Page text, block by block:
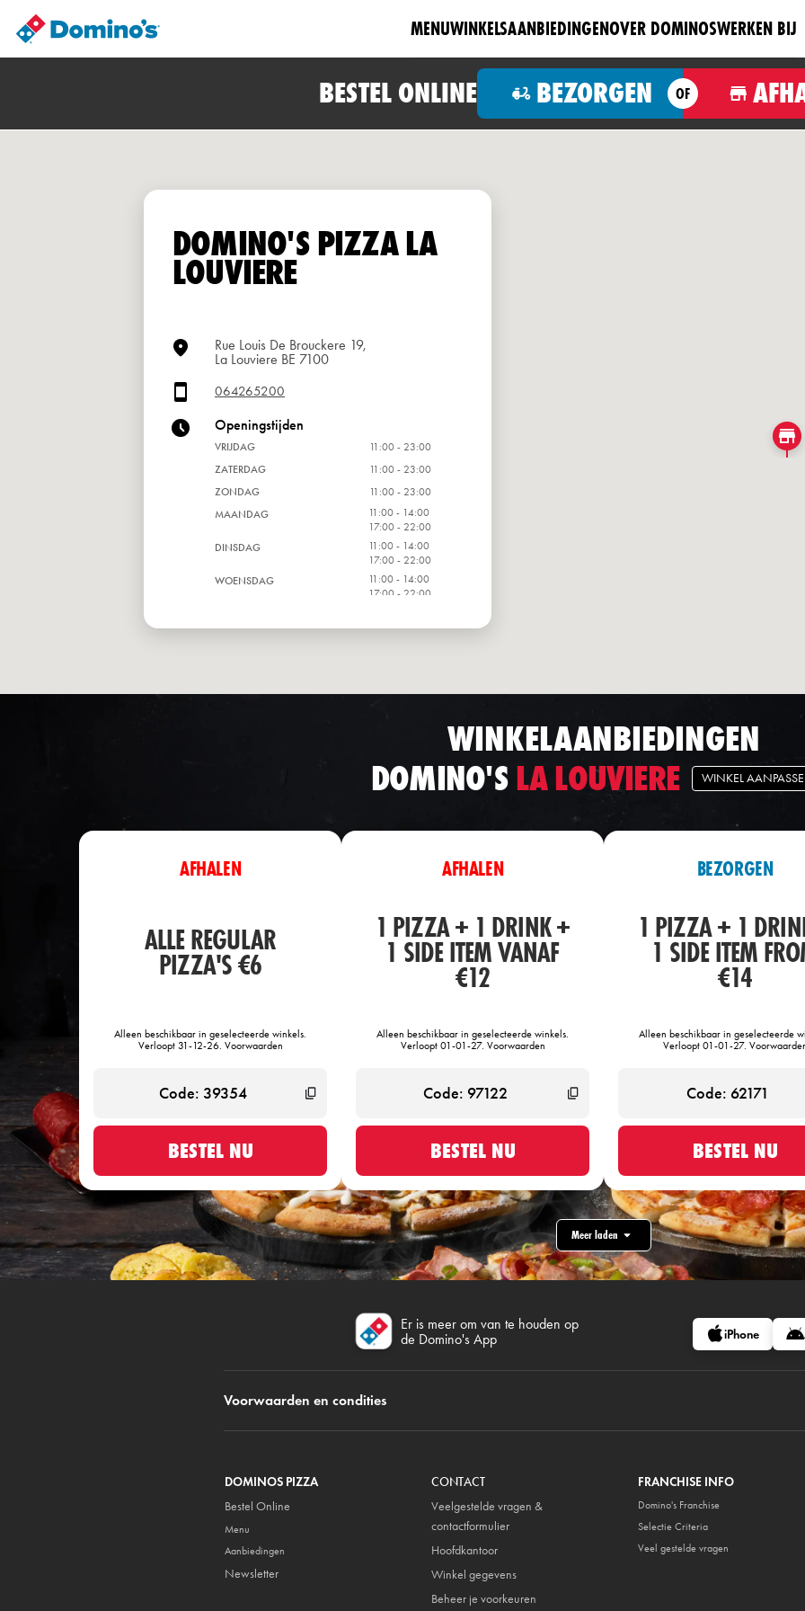
MENUWINKELSAANBIEDINGENOVER DOMINOSWERKEN BIJ
BESTEL ONLINE BEZORGEN OF
DOMINO'S PIZZA LA
LOUVIERE
Rue Louis De Brouckere 19,
La Louviere BE 7100
064265200
Openingstijden
VRIJDAG
11:00 - 23:00
ZATERDAG
11:00 - 23:00
ZONDAG
11:00 - 23:00
MAANDAG
11:00 - 14:00
17:00 - 22:00
DINSDAG
11:00 - 14:00
17:00 - 22:00
WOENSDAG
11:00 - 14:00
17:00 - 22:00
17:00 - 22:00
WINKELAANBIEDINGEN
DOMINO'S LA LOUVIERE WINKEL
AFHALEN
ALLE REGULAR
PIZZA'S €6
Alleen beschikbaar in geselecteerde winkels.
Verloopt 31-12-26. Voorwaarden
BESTEL NU
AFHALEN
1 PIZZA + 1 DRINK +
1 SIDE ITEM VANAF
€12
Alleen beschikbaar in geselecteerde winkels.
Verloopt 01-01-27. Voorwaarden
BESTEL NU
BEZORGEN
1 PIZZA + 1
1 SIDE ITEM
€14
Alleen beschikbaar in geselecteerde
Verloopt 01-01-27.
BESTEL NU
Meer laden
Er is meer om van te houden op
de Domino's App
iPhone
Voorwaarden en condities
DOMINOS PIZZA
Bestel Online
Menu
Aanbiedingen
Newsletter
CONTACT
Veelgestelde vragen &
contactformulier
Hoofdkantoor
Winkel gegevens
Beheer je voorkeuren
FRANCHISE INFO
Domino's Franchise
Selectie Criteria
Veel gestelde vragen